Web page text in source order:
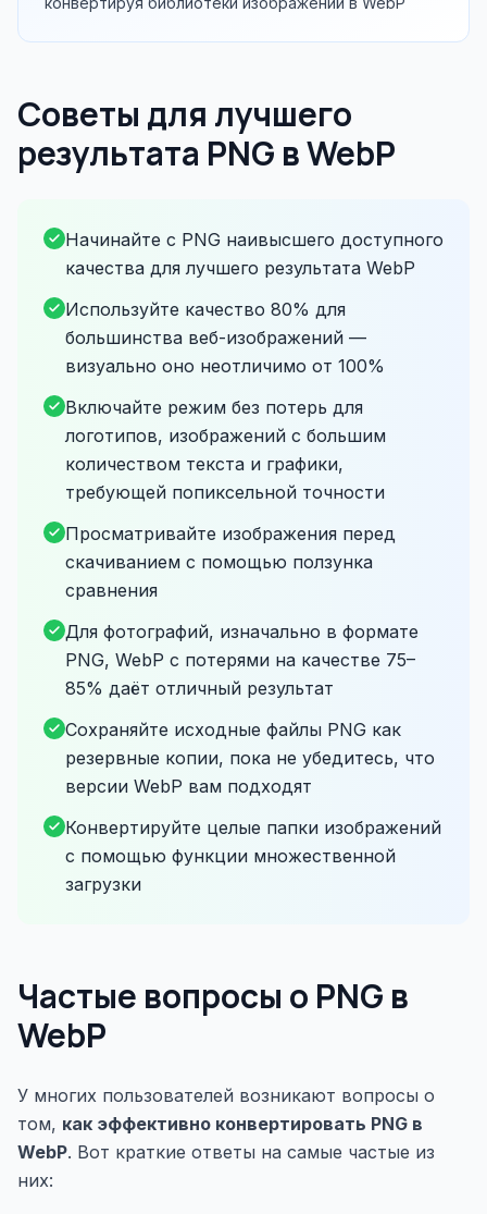
Советы для лучшего
результата PNG в WebP
Начинайте с PNG наивысшего доступного
качества для лучшего результата WebP
Используйте качество 80% для
большинства веб-изображений —
визуально оно неотличимо от 100%
Включайте режим без потерь для
логотипов, изображений с большим
количеством текста и графики,
требующей попиксельной точности
Просматривайте изображения перед
скачиванием с помощью ползунка
сравнения
Для фотографий, изначально в формате
PNG, WebP с потерями на качестве 75–
85% даёт отличный результат
Сохраняйте исходные файлы PNG как
резервные копии, пока не убедитесь, что
версии WebP вам подходят
Конвертируйте целые папки изображений
с помощью функции множественной
загрузки
Частые вопросы о PNG в
WebP
У многих пользователей возникают вопросы о
том, как эффективно конвертировать PNG в
WebP. Вот краткие ответы на самые частые из
них: